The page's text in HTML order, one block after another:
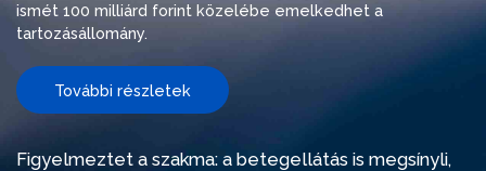
ismét 100 milliárd forint közelébe emelkedhet a
tartozásállomány.
További részletek
Figyelmeztet a szakma: a betegellátás is megsínyli,